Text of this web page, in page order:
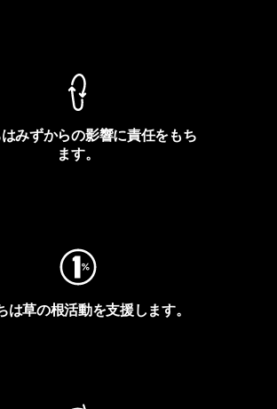
みずからの影響に責任をもち
ます。
は草の根活動を支援します。